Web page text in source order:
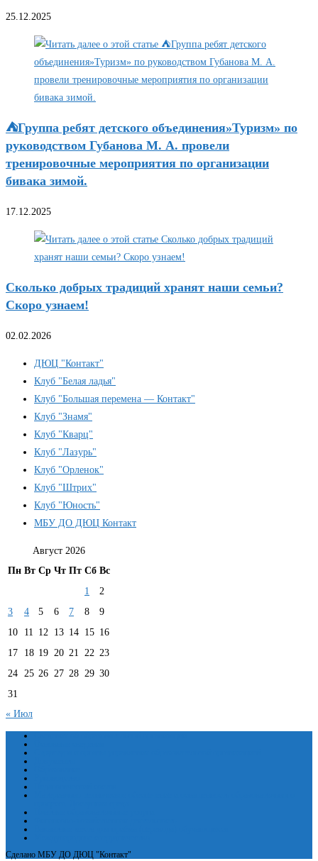
25.12.2025
⛺Группа ребят детского объединения»Туризм» по
руководством Губанова М. А. провели
тренировочные мероприятия по организации
бивака зимой.
17.12.2025
Сколько добрых традиций хранят наши семьи?
Скоро узнаем!
02.02.2026
ДЮЦ "Контакт"
Клуб "Белая ладья"
Клуб "Большая перемена — Контакт"
Клуб "Знамя"
Клуб "Кварц"
Клуб "Лазурь"
Клуб "Орленок"
Клуб "Штрих"
Клуб "Юность"
МБУ ДО ДЮЦ Контакт
Август 2026
Пн Вт Ср Чт Пт Сб Вс
1
2
3
4 5 6 7 8
9
10
11 12 13 14 15 16
17
18 19 20 21 22 23
24 25 26 27 28 29 30
31
« Июл
Сделано МБУ ДО ДЮЦ "Контакт"